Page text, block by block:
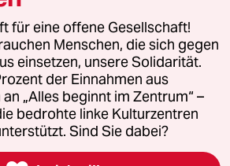
Vertriebs GmbH
rechtlichen Fragen oder für Genehmigungen
lizenzen@taz.de
Kommune-Richtlinien
Datenschutz Impressum AGB
für eine offene Gesellschaft!
Menschen, die sich gegen
einsetzen, unsere Solidarität.
der Einnahmen aus
„Alles beginnt im Zentrum“ –
bedrohte linke Kulturzentren
Sind Sie dabei?